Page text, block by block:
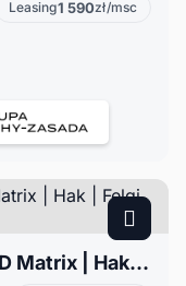
Leasing1 590zł/msc
Volkswagen Tiguan III 1.5 LED Matrix | Hak | Felgi Napoli 18" | OD RĘKI